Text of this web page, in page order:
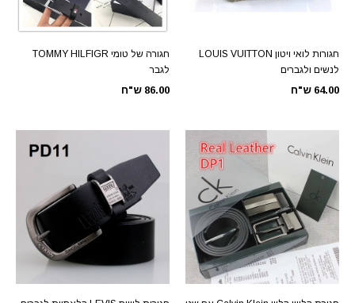
חגורות לואי ויטון LOUIS VUITTON
לנשים ולגברים
64.00 ש"ח
חגורה של טומי TOMMY HILFIGR
לגבר
86.00 ש"ח